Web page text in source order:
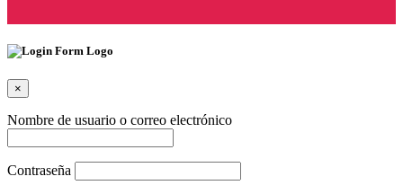
×
Nombre de usuario o correo electrónico
Contraseña